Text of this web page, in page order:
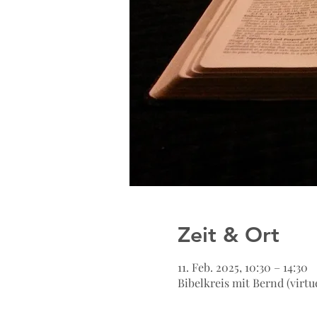
Zeit & Ort
11. Feb. 2025, 10:30 – 14:30
Bibelkreis mit Bernd